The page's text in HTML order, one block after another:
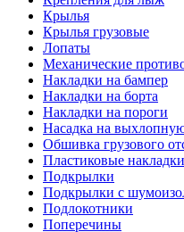
Крылья
Крылья грузовые
Лопаты
Механические
Накладки на бампер
Накладки на борта
Накладки на пороги
Насадка на
Обшивка грузового
Пластиковые накладки
Подкрылки
Подкрылки с
Подлокотники
Поперечины